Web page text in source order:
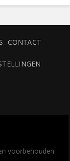
CONTACT
voorbehouden